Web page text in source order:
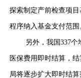
探索制定产前检查项
程序纳入基金支付范围
另外，我国337个
医保费用即时结算，
局将逐步扩大即时结